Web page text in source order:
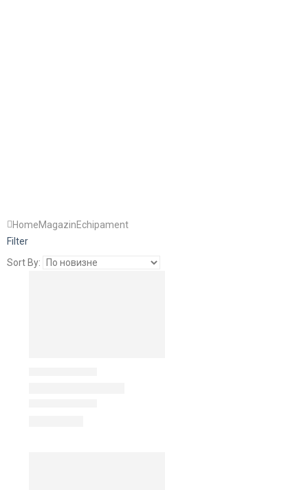
HomeMagazinEchipament
Filter
Sort By: